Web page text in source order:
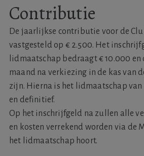
Contributie
De jaarlijkse contributie voor de
vastgesteld op € 2.500. Het
lidmaatschap bedraagt € 10.000 en
maand na verkiezing in de kas van
zijn. Hierna is het lidmaatschap
en definitief.
Op het inschrijfgeld na zullen alle
en kosten verrekend worden via de
het lidmaatschap hoort.